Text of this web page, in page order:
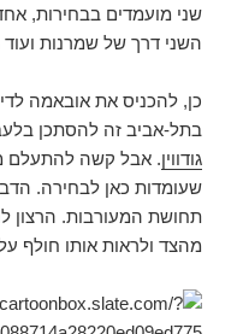
שני מועמדים בבחירות,
השני דרך של שמרנות
כן, להכניס את אובאמה
בתל-אביב זה להסתכן
גודווין. אבל קשה להתעלם
שעומדות כאן לבחירה.
תחושת המעורבות. הרצון
מהצד ולראות אותו חולף